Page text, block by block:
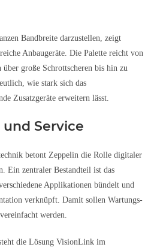
Bandbreite darzustellen, zeigt
Anbaugeräte. Die Palette reicht von
große Schrottscheren bis hin zu
wie stark sich das
Zusatzgeräte erweitern lässt.
Service
betont Zeppelin die Rolle digitaler
Ein zentraler Bestandteil ist das
Applikationen bündelt und
verknüpft. Damit sollen Wartungs-
werden.
die Lösung VisionLink im